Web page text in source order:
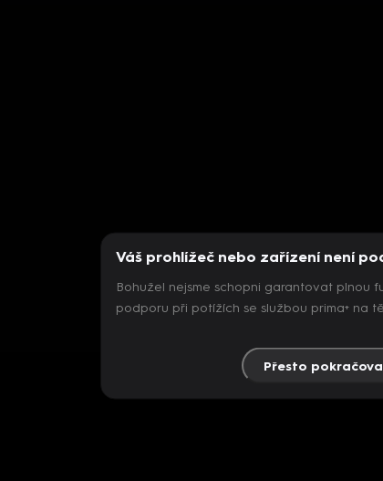
Váš prohlížeč nebo zařízení není
Bohužel nejsme schopni garantovat plnou
podporu při potížích se službou prima+ na
Přesto